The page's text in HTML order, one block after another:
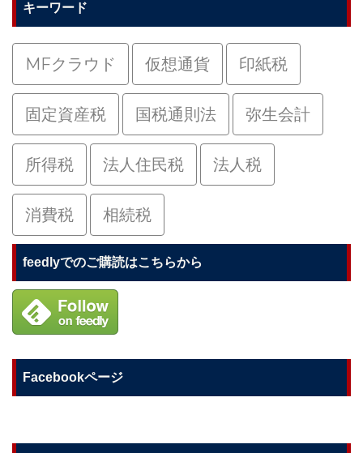
キーワード
MFクラウド 仮想通貨 印紙税
固定資産税 国税通則法 弥生会計
所得税 法人住民税 法人税
消費税 相続税
feedlyでのご購読はこちらから
Facebookページ